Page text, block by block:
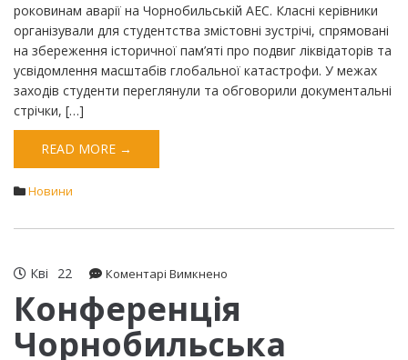
роковинам аварії на Чорнобильській АЕС. Класні керівники
організували для студентства змістовні зустрічі, спрямовані
на збереження історичної пам’яті про подвиг ліквідаторів та
усвідомлення масштабів глобальної катастрофи. ​У межах
заходів студенти переглянули та обговорили документальні
стрічки, […]
READ MORE →
Новини
Кві 22 Коментарі Вимкнено
Чорнобильська
Конференція
Чорнобильська